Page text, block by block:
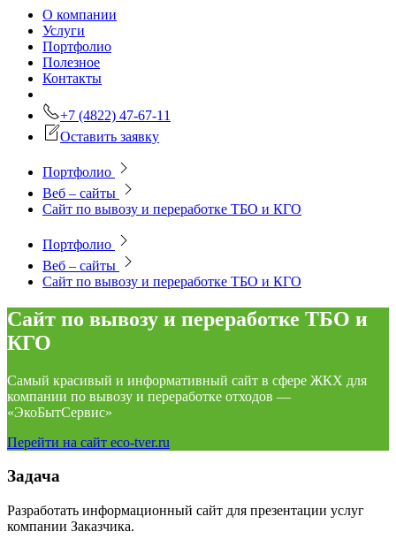
О компании
Услуги
Портфолио
Полезное
Контакты
+7 (4822) 47-67-11
Оставить заявку
Портфолио
Веб – сайты
Сайт по вывозу и переработке ТБО и КГО
Портфолио
Веб – сайты
Сайт по вывозу и переработке ТБО и КГО
Сайт по вывозу и переработке ТБО и
КГО
Самый красивый и информативный сайт в сфере ЖКХ для
компании по вывозу и переработке отходов —
«ЭкоБытСервис»
Перейти на сайт eco-tver.ru
Задача
Разработать информационный сайт для презентации услуг
компании Заказчика.